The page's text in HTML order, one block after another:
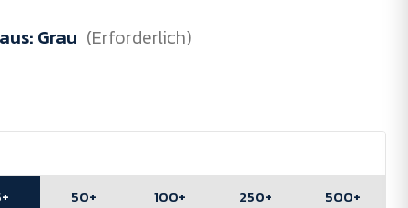
Grau (Erforderlich)
50+ 100+ 250+ 500+